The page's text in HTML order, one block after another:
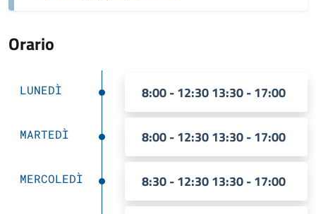
Orario
LUNEDÌ 8:00 - 12:30 13:30 - 17:00
MARTEDÌ 8:00 - 12:30 13:30 - 17:00
MERCOLEDÌ 8:30 - 12:30 13:30 - 17:00